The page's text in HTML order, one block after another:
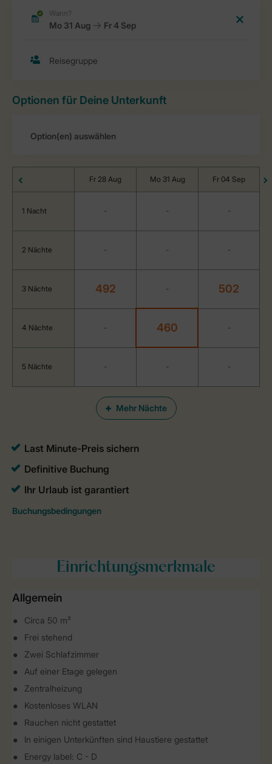
Optionen für Deine Unterkunft
Mehr Nächte
Fr 28 Aug Mo 31 Aug Fr 04 Sep
1 Nacht - - -
2 Nächte - - -
3 Nächte 492 - 502
4 Nächte - 460 -
5 Nächte - - -
Einrichtungsmerkmale
Allgemein
Circa 50 m²
Frei stehend
Zwei Schlafzimmer
Auf einer Etage gelegen
Zentralheizung
Kostenloses WLAN
Rauchen nicht gestattet
In einigen Unterkünften sind Haustiere gestattet
Energy label: C - D